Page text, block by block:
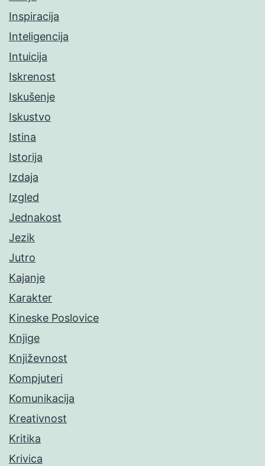
Inspiracija
Inteligencija
Intuicija
Iskrenost
Iskušenje
Iskustvo
Istina
Istorija
Izdaja
Izgled
Jednakost
Jezik
Jutro
Kajanje
Karakter
Kineske Poslovice
Knjige
Književnost
Kompjuteri
Komunikacija
Kreativnost
Kritika
Krivica